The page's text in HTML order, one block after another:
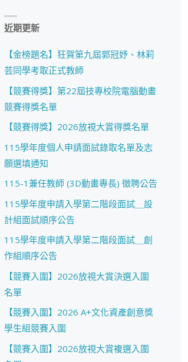
近期更新
【金榜題名】狂賀第九屆郭冠妤、林莉
芸同學考取正式教師
【競賽得獎】第22屆技專校院電腦動畫
競賽得獎名單
【競賽得獎】2026放視大賞得獎名單
115學年度個人申請面試錄取名單及志
願選填通知
115-1兼任教師 (3D動畫專長) 徵聘公告
115學年度申請入學第二階段面試＿設
計組面試順序公告
115學年度申請入學第二階段面試＿創
作組順序公告
【競賽入圍】2026放視大賞決選入圍
名單
【競賽入圍】2026 A+文化資產創意獎
學生組競賽入圍
【競賽入圍】2026放視大賞複選入圍